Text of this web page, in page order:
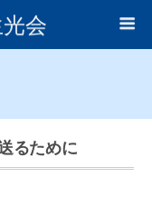
会
ために